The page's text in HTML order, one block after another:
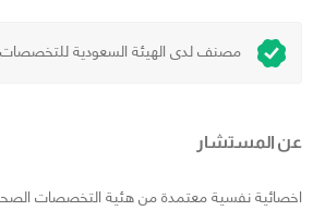
مصنف لدى الهيئة السعودية
عن المستشار
اخصائية نفسية معتمدة من هئية التخصصات